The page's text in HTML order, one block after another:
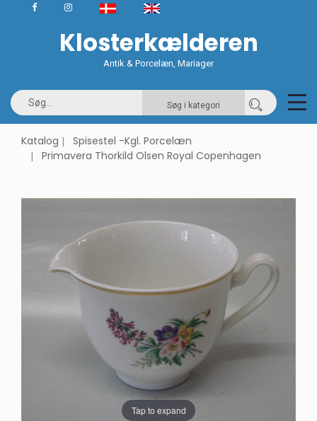
Klosterkælderen
Antik & Porcelæn, Mariager
Søg i kategori
Katalog
Spisestel -Kgl. Porcelæn
Primavera Thorkild Olsen Royal Copenhagen
Tap to expand